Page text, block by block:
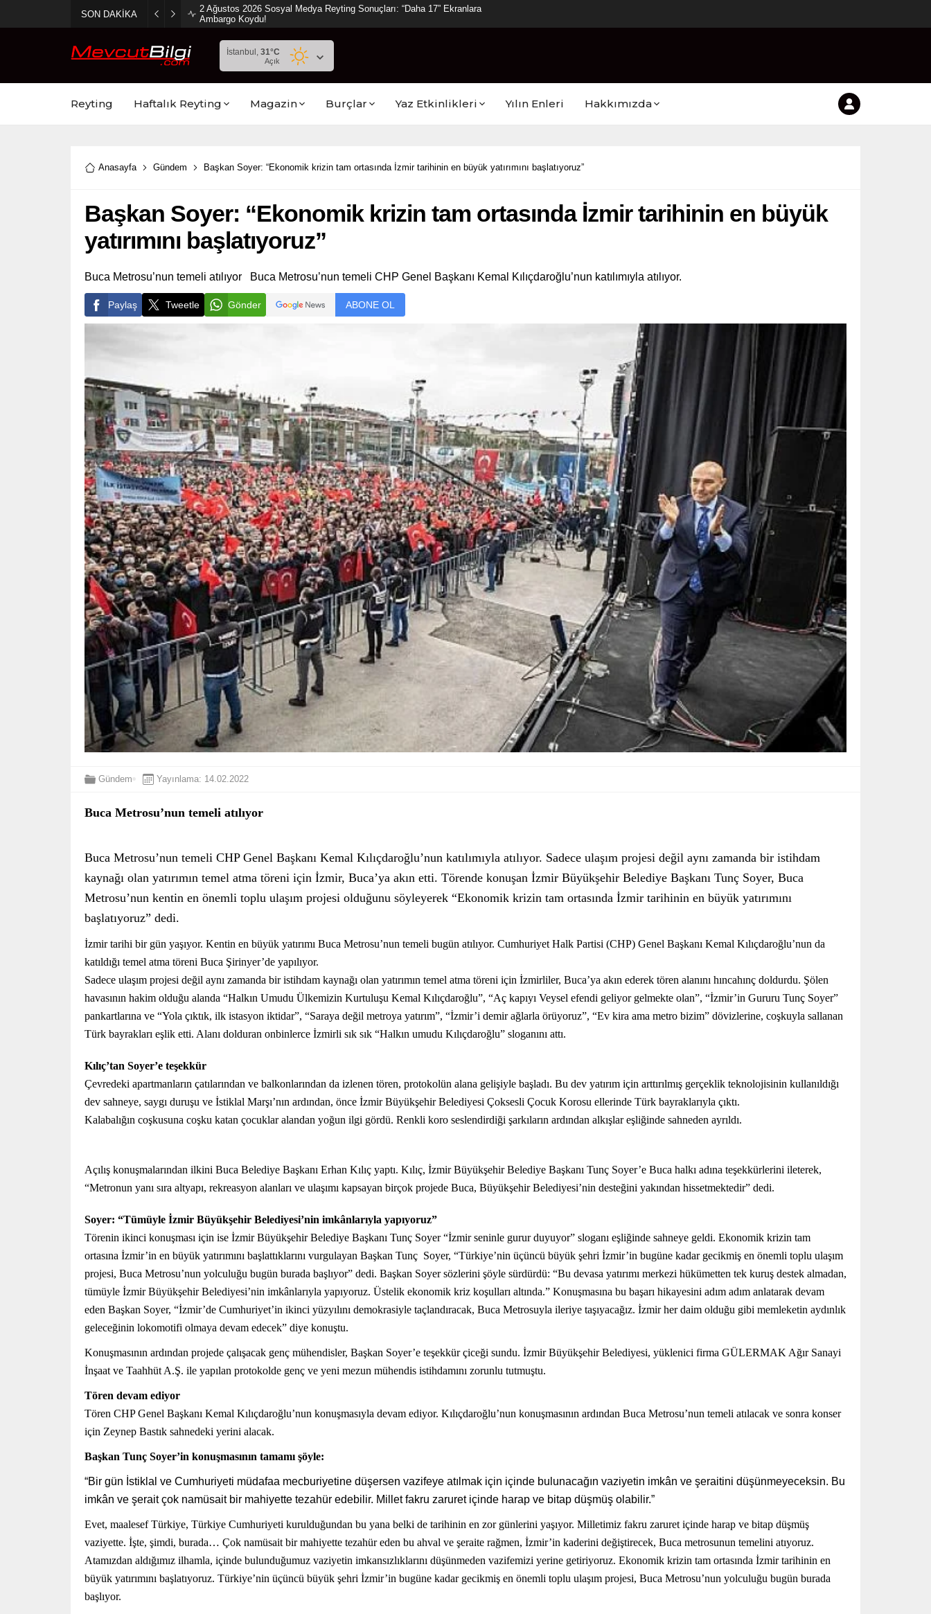
SON DAKİKA
2 Ağustos 2026 Sosyal Medya Reyting Sonuçları: “Daha 17” Ekranlara
Ambargo Koydu!
İstanbul, 31°C
Açık
Reyting Haftalık Reyting Magazin Burçlar Yaz Etkinlikleri Yılın Enleri Hakkımızda
Anasayfa Gündem Başkan Soyer: “Ekonomik krizin tam ortasında İzmir tarihinin en büyük yatırımını başlatıyoruz”
Başkan Soyer: “Ekonomik krizin tam ortasında İzmir tarihinin en büyük
yatırımını başlatıyoruz”
Buca Metrosu’nun temeli atılıyor Buca Metrosu’nun temeli CHP Genel Başkanı Kemal Kılıçdaroğlu’nun katılımıyla atılıyor.
Paylaş Tweetle Gönder ABONE OL
Gündem Yayınlama: 14.02.2022
Buca Metrosu’nun temeli atılıyor
Buca Metrosu’nun temeli CHP Genel Başkanı Kemal Kılıçdaroğlu’nun katılımıyla atılıyor. Sadece ulaşım projesi değil aynı zamanda bir istihdam
kaynağı olan yatırımın temel atma töreni için İzmir, Buca’ya akın etti. Törende konuşan İzmir Büyükşehir Belediye Başkanı Tunç Soyer, Buca
Metrosu’nun kentin en önemli toplu ulaşım projesi olduğunu söyleyerek “Ekonomik krizin tam ortasında İzmir tarihinin en büyük yatırımını
başlatıyoruz” dedi.
İzmir tarihi bir gün yaşıyor. Kentin en büyük yatırımı Buca Metrosu’nun temeli bugün atılıyor. Cumhuriyet Halk Partisi (CHP) Genel Başkanı Kemal Kılıçdaroğlu’nun da
katıldığı temel atma töreni Buca Şirinyer’de yapılıyor.
Sadece ulaşım projesi değil aynı zamanda bir istihdam kaynağı olan yatırımın temel atma töreni için İzmirliler, Buca’ya akın ederek tören alanını hıncahınç doldurdu. Şölen
havasının hakim olduğu alanda “Halkın Umudu Ülkemizin Kurtuluşu Kemal Kılıçdaroğlu”, “Aç kapıyı Veysel efendi geliyor gelmekte olan”, “İzmir’in Gururu Tunç Soyer”
pankartlarına ve “Yola çıktık, ilk istasyon iktidar”, “Saraya değil metroya yatırım”, “İzmir’i demir ağlarla örüyoruz”, “Ev kira ama metro bizim” dövizlerine, coşkuyla sallanan
Türk bayrakları eşlik etti. Alanı dolduran onbinlerce İzmirli sık sık “Halkın umudu Kılıçdaroğlu” sloganını attı.
Kılıç’tan Soyer’e teşekkür
Çevredeki apartmanların çatılarından ve balkonlarından da izlenen tören, protokolün alana gelişiyle başladı. Bu dev yatırım için arttırılmış gerçeklik teknolojisinin kullanıldığı
dev sahneye, saygı duruşu ve İstiklal Marşı’nın ardından, önce İzmir Büyükşehir Belediyesi Çoksesli Çocuk Korosu ellerinde Türk bayraklarıyla çıktı.
Kalabalığın coşkusuna coşku katan çocuklar alandan yoğun ilgi gördü. Renkli koro seslendirdiği şarkıların ardından alkışlar eşliğinde sahneden ayrıldı.
Açılış konuşmalarından ilkini Buca Belediye Başkanı Erhan Kılıç yaptı. Kılıç, İzmir Büyükşehir Belediye Başkanı Tunç Soyer’e Buca halkı adına teşekkürlerini ileterek,
“Metronun yanı sıra altyapı, rekreasyon alanları ve ulaşımı kapsayan birçok projede Buca, Büyükşehir Belediyesi’nin desteğini yakından hissetmektedir” dedi.
Soyer: “Tümüyle İzmir Büyükşehir Belediyesi’nin imkânlarıyla yapıyoruz”
Törenin ikinci konuşması için ise İzmir Büyükşehir Belediye Başkanı Tunç Soyer “İzmir seninle gurur duyuyor” sloganı eşliğinde sahneye geldi. Ekonomik krizin tam
ortasına İzmir’in en büyük yatırımını başlattıklarını vurgulayan Başkan Tunç Soyer, “Türkiye’nin üçüncü büyük şehri İzmir’in bugüne kadar gecikmiş en önemli toplu ulaşım
projesi, Buca Metrosu’nun yolculuğu bugün burada başlıyor” dedi. Başkan Soyer sözlerini şöyle sürdürdü: “Bu devasa yatırımı merkezi hükümetten tek kuruş destek almadan,
tümüyle İzmir Büyükşehir Belediyesi’nin imkânlarıyla yapıyoruz. Üstelik ekonomik kriz koşulları altında.” Konuşmasına bu başarı hikayesini adım adım anlatarak devam
eden Başkan Soyer, “İzmir’de Cumhuriyet’in ikinci yüzyılını demokrasiyle taçlandıracak, Buca Metrosuyla ileriye taşıyacağız. İzmir her daim olduğu gibi memleketin aydınlık
geleceğinin lokomotifi olmaya devam edecek” diye konuştu.
Konuşmasının ardından projede çalışacak genç mühendisler, Başkan Soyer’e teşekkür çiceği sundu. İzmir Büyükşehir Belediyesi, yüklenici firma GÜLERMAK Ağır Sanayi
İnşaat ve Taahhüt A.Ş. ile yapılan protokolde genç ve yeni mezun mühendis istihdamını zorunlu tutmuştu.
Tören devam ediyor
Tören CHP Genel Başkanı Kemal Kılıçdaroğlu’nun konuşmasıyla devam ediyor. Kılıçdaroğlu’nun konuşmasının ardından Buca Metrosu’nun temeli atılacak ve sonra konser
için Zeynep Bastık sahnedeki yerini alacak.
Başkan Tunç Soyer’in konuşmasının tamamı şöyle:
“Bir gün İstiklal ve Cumhuriyeti müdafaa mecburiyetine düşersen vazifeye atılmak için içinde bulunacağın vaziyetin imkân ve şeraitini düşünmeyeceksin. Bu
imkân ve şerait çok namüsait bir mahiyette tezahür edebilir. Millet fakru zaruret içinde harap ve bitap düşmüş olabilir.”
Evet, maalesef Türkiye, Türkiye Cumhuriyeti kurulduğundan bu yana belki de tarihinin en zor günlerini yaşıyor. Milletimiz fakru zaruret içinde harap ve bitap düşmüş
vaziyette. İşte, şimdi, burada… Çok namüsait bir mahiyette tezahür eden bu ahval ve şeraite rağmen, İzmir’in kaderini değiştirecek, Buca metrosunun temelini atıyoruz.
Atamızdan aldığımız ilhamla, içinde bulunduğumuz vaziyetin imkansızlıklarını düşünmeden vazifemizi yerine getiriyoruz. Ekonomik krizin tam ortasında İzmir tarihinin en
büyük yatırımını başlatıyoruz. Türkiye’nin üçüncü büyük şehri İzmir’in bugüne kadar gecikmiş en önemli toplu ulaşım projesi, Buca Metrosu’nun yolculuğu bugün burada
başlıyor.